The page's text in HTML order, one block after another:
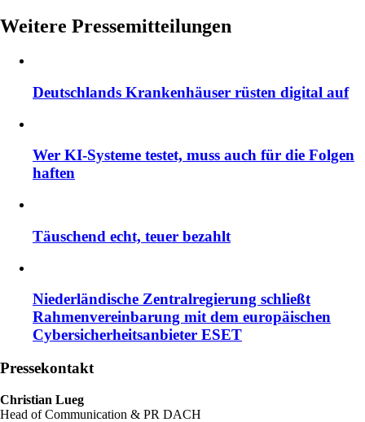
Weitere Pressemitteilungen
Deutschlands Krankenhäuser rüsten digital auf
Wer KI-Systeme testet, muss auch für die Folgen
haften
Täuschend echt, teuer bezahlt
Niederländische Zentralregierung schließt
Rahmenvereinbarung mit dem europäischen
Cybersicherheitsanbieter ESET
Pressekontakt
Christian Lueg
Head of Communication & PR DACH